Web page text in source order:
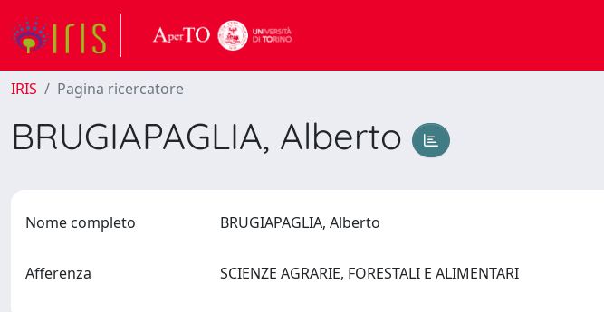
IRIS Pagina ricercatore
BRUGIAPAGLIA, Alberto
Nome completo BRUGIAPAGLIA, Alberto
Afferenza SCIENZE AGRARIE, FORESTALI E ALIMENTARI